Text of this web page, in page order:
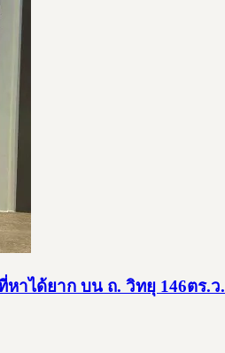
หาได้ยาก บน ถ. วิทยุ 146ตร.ว.